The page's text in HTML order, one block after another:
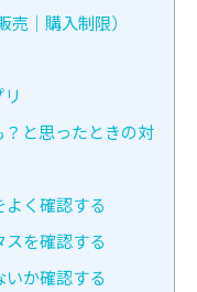
売｜購入制限）
と思ったときの対
よく確認する
スを確認する
いか確認する